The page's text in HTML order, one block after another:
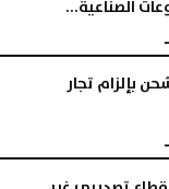
الصناعية...
بإلزام تجار